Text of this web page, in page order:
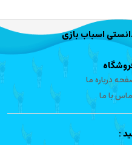
اسباب بازی
درباره ما
با ما
: